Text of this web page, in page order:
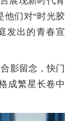
他们对“时光胶
发出的青春宣
影留念，快门
成繁星长卷中